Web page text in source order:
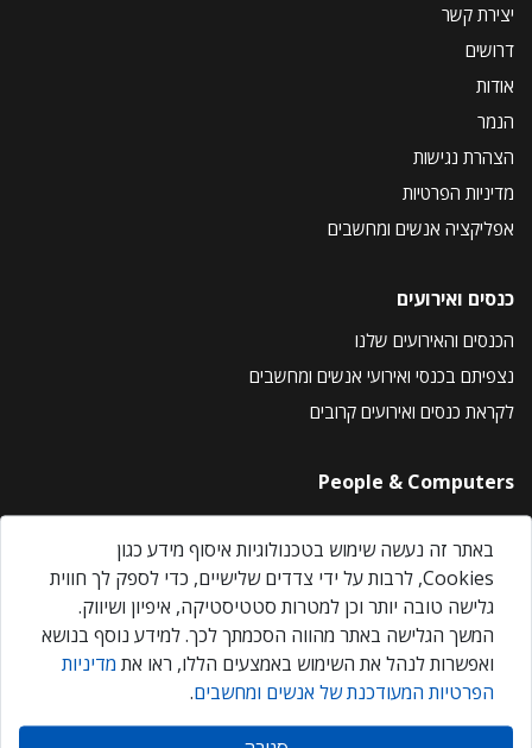
יצירת קשר
דרושים
אודות
הנמר
הצהרת נגישות
מדיניות הפרטיות
אפליקציה אנשים ומחשבים
כנסים ואירועים
הכנסים והאירועים שלנו
נצפיתם בכנסי ואירועי אנשים ומחשבים
לקראת כנסים ואירועים קרובים
People & Computers
About Us
Privacy Policy
Contact Us
Our Events
אנשים ומחשבים © 2026 – כל הזכויות שמורות
באתר זה נעשה שימוש בטכנולוגיות איסוף מידע כגון
Cookies, לרבות על ידי צדדים שלישיים, כדי לספק לך חווית
גלישה טובה יותר וכן למטרות סטטיסטיקה, איפיון ושיווק.
המשך הגלישה באתר מהווה הסכמתך לכך. למידע נוסף בנושא
ואפשרות לנהל את השימוש באמצעים הללו, ראו את מדיניות
הפרטיות המעודכנת של אנשים ומחשבים.